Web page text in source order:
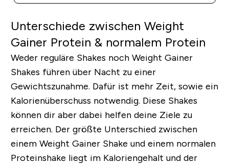
Unterschiede zwischen Weight
Gainer Protein & normalem Protein
Weder reguläre Shakes noch Weight Gainer
Shakes führen über Nacht zu einer
Gewichtszunahme. Dafür ist mehr Zeit, sowie ein
Kalorienüberschuss notwendig. Diese Shakes
können dir aber dabei helfen deine Ziele zu
erreichen. Der größte Unterschied zwischen
einem Weight Gainer Shake und einem normalen
Proteinshake liegt im Kaloriengehalt und der